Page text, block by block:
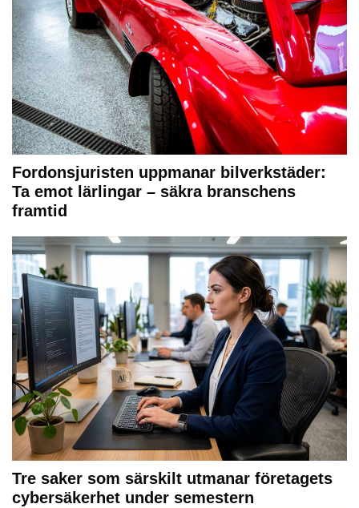
Fordonsjuristen uppmanar bilverkstäder:
Ta emot lärlingar – säkra branschens
framtid
Tre saker som särskilt utmanar företagets
cybersäkerhet under semestern